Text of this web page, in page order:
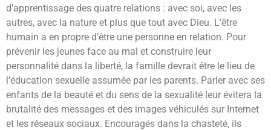
d’apprentissage des quatre relations : avec soi, avec les
autres, avec la nature et plus que tout avec Dieu. L’être
humain a en propre d’être une personne en relation. Pour
prévenir les jeunes face au mal et construire leur
personnalité dans la liberté, la famille devrait être le lieu de
l’éducation sexuelle assumée par les parents. Parler avec ses
enfants de la beauté et du sens de la sexualité leur évitera la
brutalité des messages et des images véhiculés sur Internet
et les réseaux sociaux. Encouragés dans la chasteté, ils